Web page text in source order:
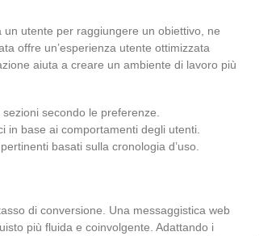
utente per raggiungere un obiettivo, ne
offre un’esperienza utente ottimizzata
aiuta a creare un ambiente di lavoro più
secondo le preferenze.
in base ai comportamenti degli utenti.
basati sulla cronologia d’uso.
di conversione. Una messaggistica web
più fluida e coinvolgente. Adattando i